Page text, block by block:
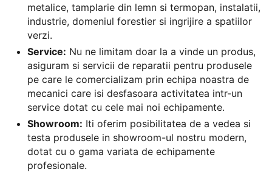
metalice, tamplarie din lemn si termopan, instalatii,
industrie, domeniul forestier si ingrijire a spatiilor
verzi.
Service: Nu ne limitam doar la a vinde un produs,
asiguram si servicii de reparatii pentru produsele
pe care le comercializam prin echipa noastra de
mecanici care isi desfasoara activitatea intr-un
service dotat cu cele mai noi echipamente.
Showroom: Iti oferim posibilitatea de a vedea si
testa produsele in showroom-ul nostru modern,
dotat cu o gama variata de echipamente
profesionale.